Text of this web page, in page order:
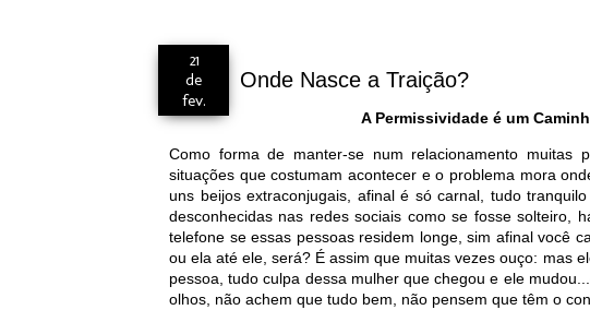
21
de
fev.
Onde Nasce a Traição?
A Permissividade é um
Como forma de manter-se num relacionamento muitas
situações que costumam acontecer e o problema mora
uns beijos extraconjugais, afinal é só carnal, tudo
desconhecidas nas redes sociais como se fosse solteiro,
telefone se essas pessoas residem longe, sim afinal você
ou ela até ele, será? É assim que muitas vezes ouço: mas
pessoa, tudo culpa dessa mulher que chegou e ele
olhos, não achem que tudo bem, não pensem que têm o